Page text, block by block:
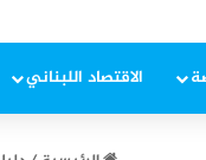
الاقتصاد اللبناني